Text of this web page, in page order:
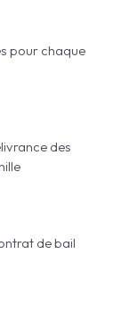
pour chaque
des
de bail